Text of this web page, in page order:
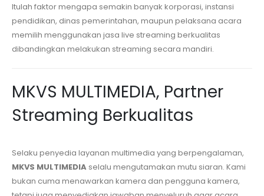
Itulah faktor mengapa semakin banyak korporasi, instansi
pendidikan, dinas pemerintahan, maupun pelaksana acara
memilih menggunakan jasa live streaming berkualitas
dibandingkan melakukan streaming secara mandiri.
MKVS MULTIMEDIA, Partner
Streaming Berkualitas
Selaku penyedia layanan multimedia yang berpengalaman,
MKVS MULTIMEDIA selalu mengutamakan mutu siaran. Kami
bukan cuma menawarkan kamera dan pengguna kamera,